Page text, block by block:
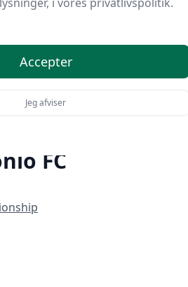
FC
Accepter
Jeg afviser